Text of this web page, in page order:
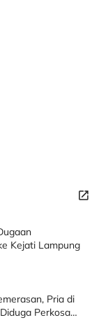
Kejati Lampung
Pria di
Perkosa